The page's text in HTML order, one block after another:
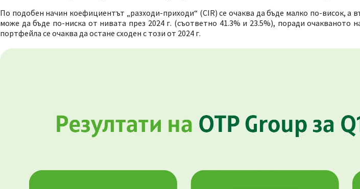
По подобен начин коефициентът „разходи-приходи“ (CIR) се очаква да бъде малко по-висок, а
може да бъде по-ниска от нивата през 2024 г. (съответно 41.3% и 23.5%), поради очакваното
портфейла се очаква да остане сходен с този от 2024 г.